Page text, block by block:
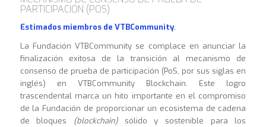
PARTICIPACIÓN (POS)
Estimados miembros de VTBCommunity,
La Fundación VTBCommunity se complace en anunciar la
finalización exitosa de la transición al mecanismo de
consenso de prueba de participación (PoS, por sus siglas en
inglés) en VTBCommunity Blockchain. Este logro
trascendental marca un hito importante en el compromiso
de la Fundación de proporcionar un ecosistema de cadena
de bloques (blockchain)sólido y sostenible para los